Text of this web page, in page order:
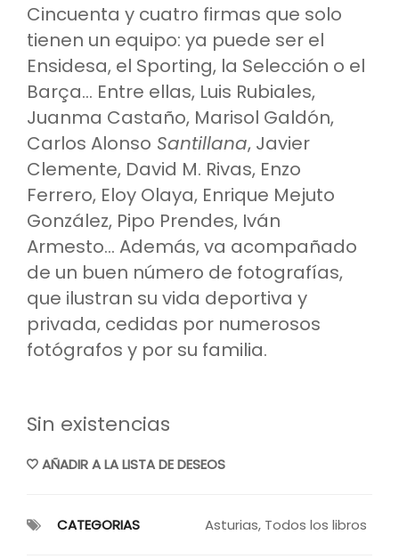
Cincuenta y cuatro firmas que solo
tienen un equipo: ya puede ser el
Ensidesa, el Sporting, la Selección o el
Barça… Entre ellas, Luis Rubiales,
Juanma Castaño, Marisol Galdón,
Carlos Alonso Santillana, Javier
Clemente, David M. Rivas, Enzo
Ferrero, Eloy Olaya, Enrique Mejuto
González, Pipo Prendes, Iván
Armesto… Además, va acompañado
de un buen número de fotografías,
que ilustran su vida deportiva y
privada, cedidas por numerosos
fotógrafos y por su familia.
Sin existencias
AÑADIR A LA LISTA DE DESEOS
CATEGORIAS Asturias, Todos los libros